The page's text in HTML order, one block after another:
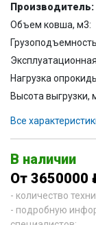
Производитель:
Объем ковша, м3:
Нагрузка
Высота выгрузки,
Все
В наличии
От 3650000
- количество
- подробную